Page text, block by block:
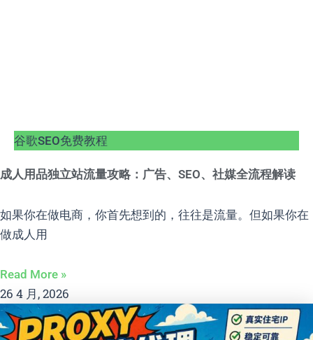
谷歌SEO免费教程
成人用品独立站流量攻略：广告、SEO、社媒全流程解读
如果你在做电商，你首先想到的，往往是流量。但如果你在
做成人用
Read More »
26 4 月, 2026